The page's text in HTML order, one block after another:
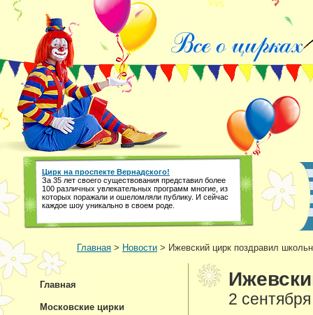
Цирк на проспекте Вернадского!
За 35 лет своего существования представил более
100 различных увлекательных программ многие, из
которых поражали и ошеломляли публику. И сейчас
каждое шоу уникально в своем роде.
Главная > Новости > Ижевский цирк поздравил
2
Главная
Московские цирки